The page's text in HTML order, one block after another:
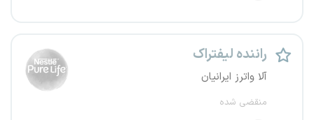
راننده لیفتراک
آلا واترز ایرانیان
منقضی شده